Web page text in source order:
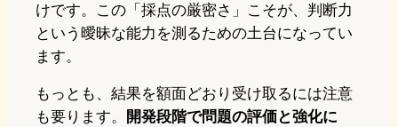
けです。この「採点の厳密さ」こそが、判断力
という曖昧な能力を測るための土台になってい
ます。
もっとも、結果を額面どおり受け取るには注意
も要ります。 開発段階で問題の評価と強化に